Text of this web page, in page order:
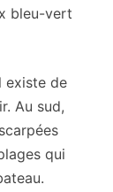
bleu-vert
existe de
Au sud,
qui